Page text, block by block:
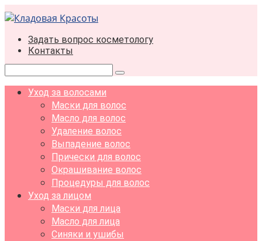
Перейти
к
контентуЗадать вопрос косметологу
Контакты
Поиск:
Уход за волосами
Маски для волос
Масло для волос
Удаление волос
Выпадение волос
Прически для волос
Окрашивание волос
Процедуры для волос
Уход за лицом
Маски для лица
Масло для лица
Синяки и ушибы